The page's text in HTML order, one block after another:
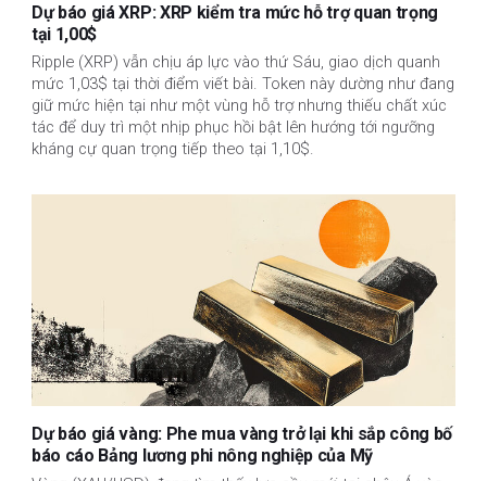
Dự báo giá XRP: XRP kiểm tra mức hỗ trợ quan trọng
tại 1,00$
Ripple (XRP) vẫn chịu áp lực vào thứ Sáu, giao dịch quanh
mức 1,03$ tại thời điểm viết bài. Token này dường như đang
giữ mức hiện tại như một vùng hỗ trợ nhưng thiếu chất xúc
tác để duy trì một nhịp phục hồi bật lên hướng tới ngưỡng
kháng cự quan trọng tiếp theo tại 1,10$.
Dự báo giá vàng: Phe mua vàng trở lại khi sắp công bố
báo cáo Bảng lương phi nông nghiệp của Mỹ